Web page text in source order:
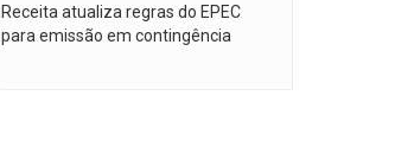
Receita atualiza regras do EPEC
para emissão em contingência